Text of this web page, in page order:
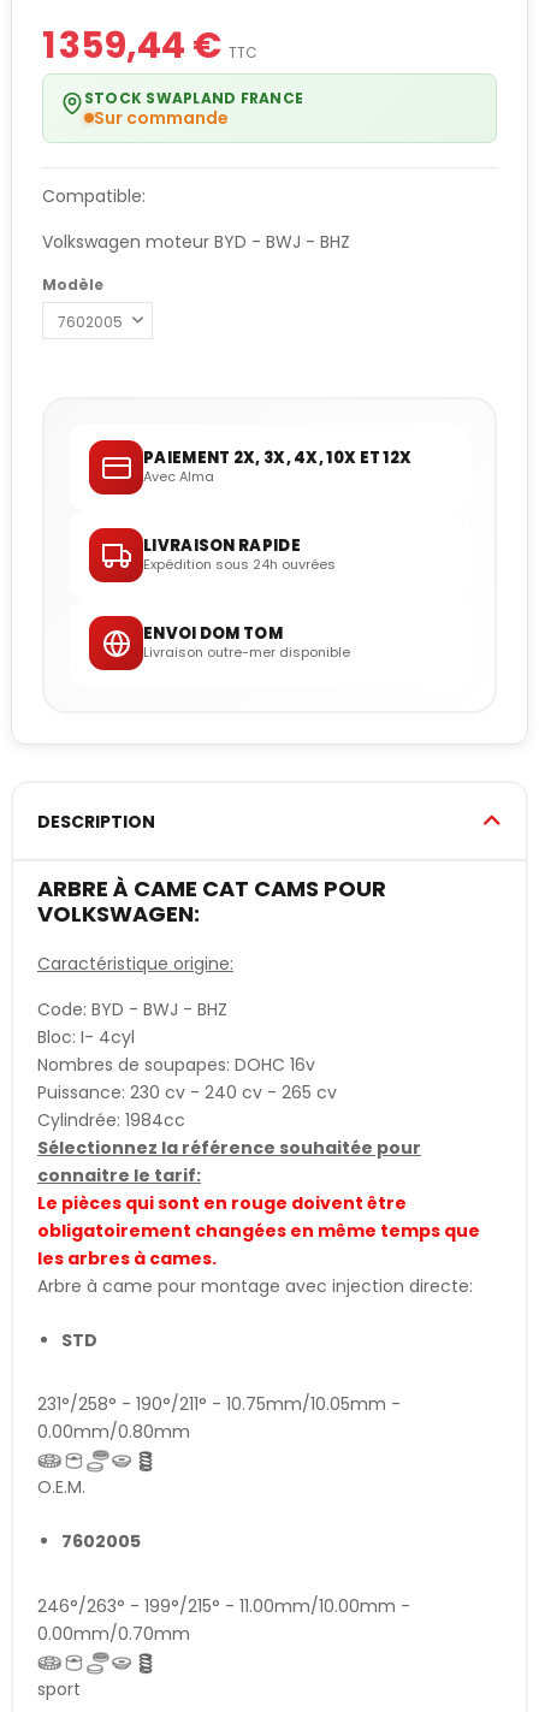
1 359,44 € TTC
STOCK SWAPLAND FRANCE
Sur commande
Compatible:
Volkswagen moteur BYD - BWJ - BHZ
Modèle
PAIEMENT 2X, 3X, 4X, 10X ET 12X
Avec Alma
LIVRAISON RAPIDE
Expédition sous 24h ouvrées
ENVOI DOM TOM
Livraison outre-mer disponible
DESCRIPTION
ARBRE À CAME CAT CAMS POUR
VOLKSWAGEN:
Caractéristique origine:
Code: BYD - BWJ - BHZ
Bloc: I- 4cyl
Nombres de soupapes: DOHC 16v
Puissance: 230 cv - 240 cv - 265 cv
Cylindrée: 1984cc
Sélectionnez la référence souhaitée pour
connaitre le tarif:
Le pièces qui sont en rouge doivent être
obligatoirement changées en même temps que
les arbres à cames.
Arbre à came pour montage avec injection directe:
STD
231°/258° - 190°/211° - 10.75mm/10.05mm -
0.00mm/0.80mm
O.E.M.
7602005
246°/263° - 199°/215° - 11.00mm/10.00mm -
0.00mm/0.70mm
sport